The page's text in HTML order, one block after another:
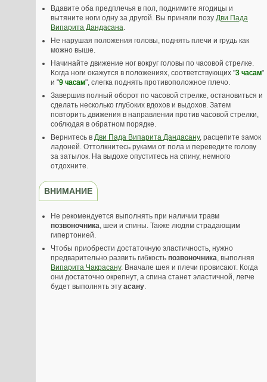
Вдавите оба предплечья в пол, поднимите ягодицы и
вытяните ноги одну за другой. Вы приняли позу Дви Пада
Випарита Дандасана.
Не нарушая положения головы, поднять плечи и грудь как
можно выше.
Начинайте движение ног вокруг головы по часовой стрелке.
Когда ноги окажутся в положениях, соответствующих "3 часам"
и "9 часам", слегка поднять противоположное плечо.
Завершив полный оборот по часовой стрелке, остановиться и
сделать несколько глубоких вдохов и выдохов. Затем
повторить движения в направлении против часовой стрелки,
соблюдая в обратном порядке.
Вернитесь в Дви Пада Випарита Дандасану, расцепите замок
ладоней. Оттолкнитесь руками от пола и переведите голову
за затылок. На выдохе опуститесь на спину, немного
отдохните.
ВНИМАНИЕ
Не рекомендуется выполнять при наличии травм
позвоночника, шеи и спины. Также людям страдающим
гипертонией.
Чтобы приобрести достаточную эластичность, нужно
предварительно развить гибкость позвоночника, выполняя
Випарита Чакрасану. Вначале шея и плечи провисают. Когда
они достаточно окрепнут, а спина станет эластичной, легче
будет выполнять эту асану.